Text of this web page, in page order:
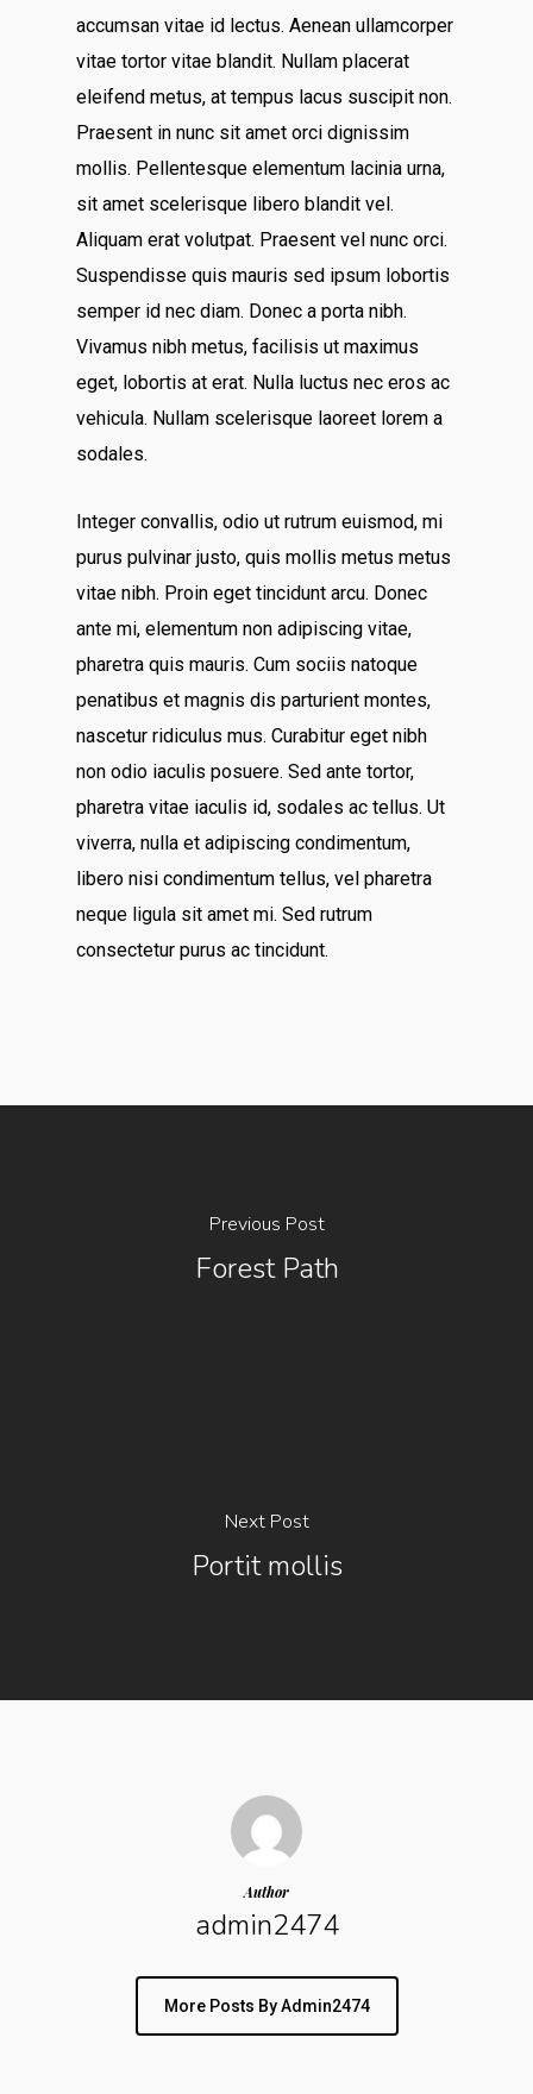
accumsan vitae id lectus. Aenean ullamcorper
vitae tortor vitae blandit. Nullam placerat
eleifend metus, at tempus lacus suscipit non.
Praesent in nunc sit amet orci dignissim
mollis. Pellentesque elementum lacinia urna,
sit amet scelerisque libero blandit vel.
Aliquam erat volutpat. Praesent vel nunc orci.
Suspendisse quis mauris sed ipsum lobortis
semper id nec diam. Donec a porta nibh.
Vivamus nibh metus, facilisis ut maximus
eget, lobortis at erat. Nulla luctus nec eros ac
vehicula. Nullam scelerisque laoreet lorem a
sodales.
Integer convallis, odio ut rutrum euismod, mi
purus pulvinar justo, quis mollis metus metus
vitae nibh. Proin eget tincidunt arcu. Donec
ante mi, elementum non adipiscing vitae,
pharetra quis mauris. Cum sociis natoque
penatibus et magnis dis parturient montes,
nascetur ridiculus mus. Curabitur eget nibh
non odio iaculis posuere. Sed ante tortor,
pharetra vitae iaculis id, sodales ac tellus. Ut
viverra, nulla et adipiscing condimentum,
libero nisi condimentum tellus, vel pharetra
neque ligula sit amet mi. Sed rutrum
consectetur purus ac tincidunt.
Previous Post
Forest Path
Next Post
Portit mollis
Author
admin2474
More Posts By Admin2474